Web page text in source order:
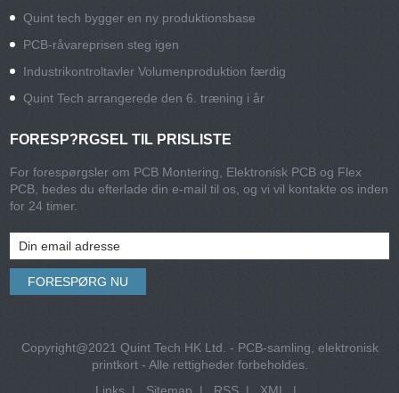
Quint tech bygger en ny produktionsbase
PCB-råvareprisen steg igen
Industrikontroltavler Volumenproduktion færdig
Quint Tech arrangerede den 6. træning i år
FORESP?RGSEL TIL PRISLISTE
For forespørgsler om PCB Montering, Elektronisk PCB og Flex
PCB, bedes du efterlade din e-mail til os, og vi vil kontakte os inden
for 24 timer.
Copyright@2021 Quint Tech HK Ltd. - PCB-samling, elektronisk
printkort - Alle rettigheder forbeholdes.